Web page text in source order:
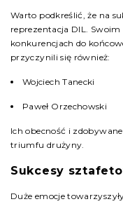
Warto podkreślić, że na
reprezentacja DIL.
konkurencjach do
przyczynili się również:
Wojciech Tanecki
Paweł Orzechowski
Ich obecność i
triumfu drużyny.
Sukcesy
Duże emocje